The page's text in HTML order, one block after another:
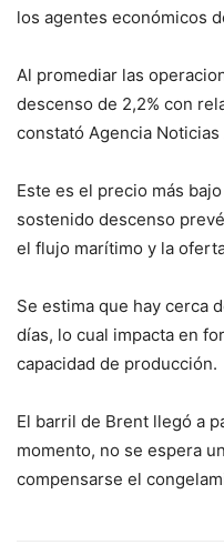
los agentes económicos
Al promediar las
descenso de 2,2% con
constató Agencia
Este es el precio más
sostenido descenso
el flujo marítimo y la
Se estima que hay cerca
días, lo cual impacta en
capacidad de producción.
El barril de Brent llegó a
momento, no se espera
compensarse el